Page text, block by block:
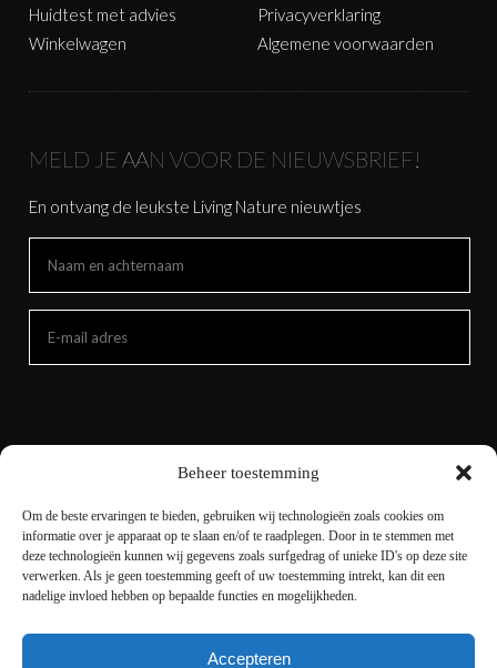
Beheer toestemming
Om de beste ervaringen te bieden, gebruiken wij technologieën zoals cookies om
informatie over je apparaat op te slaan en/of te raadplegen. Door in te stemmen met
deze technologieën kunnen wij gegevens zoals surfgedrag of unieke ID's op deze site
verwerken. Als je geen toestemming geeft of uw toestemming intrekt, kan dit een
nadelige invloed hebben op bepaalde functies en mogelijkheden.
Accepteren
Huidtest met advies
Winkelwagen
Privacyverklaring
Algemene voorwaarden
MELD JE AAN VOOR DE NIEUWSBRIEF!
En ontvang de leukste Living Nature nieuwtjes